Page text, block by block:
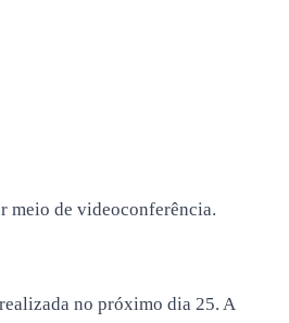
meio de videoconferência.
no próximo dia 25. A